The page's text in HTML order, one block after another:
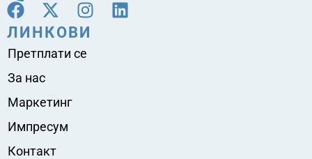
ЛИНКОВИ
Претплати се
За нас
Маркетинг
Импресум
Контакт